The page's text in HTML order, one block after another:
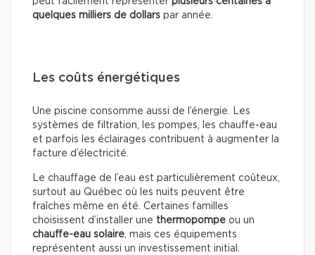
quelques milliers de dollars par année.
Les coûts énergétiques
Une piscine consomme aussi de l’énergie. Les
systèmes de filtration, les pompes, les chauffe-eau
et parfois les éclairages contribuent à augmenter la
facture d’électricité.
Le chauffage de l’eau est particulièrement coûteux,
surtout au Québec où les nuits peuvent être
fraîches même en été. Certaines familles
choisissent d’installer une thermopompe ou un
chauffe-eau solaire, mais ces équipements
représentent aussi un investissement initial.